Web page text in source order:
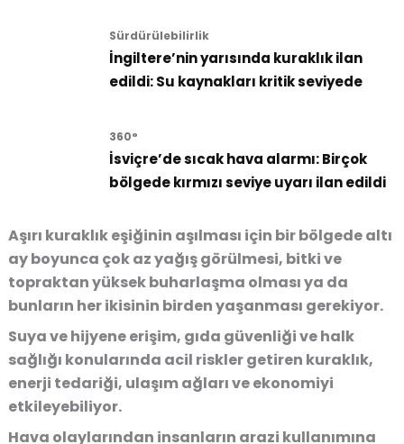
Sürdürülebilirlik
İngiltere’nin yarısında kuraklık ilan
edildi: Su kaynakları kritik seviyede
360°
İsviçre’de sıcak hava alarmı: Birçok
bölgede kırmızı seviye uyarı ilan edildi
Aşırı kuraklık eşiğinin aşılması için bir bölgede altı
ay boyunca çok az yağış görülmesi, bitki ve
topraktan yüksek buharlaşma olması ya da
bunların her ikisinin birden yaşanması gerekiyor.
Suya ve hijyene erişim, gıda güvenliği ve halk
sağlığı konularında acil riskler getiren kuraklık,
enerji tedariği, ulaşım ağları ve ekonomiyi
etkileyebiliyor.
Hava olaylarından insanların arazi kullanımına